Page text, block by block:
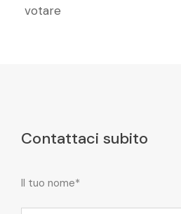
votare
Contattaci subito
Il tuo nome*